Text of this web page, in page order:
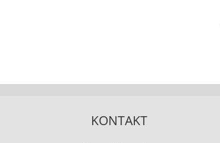
KONTAKT